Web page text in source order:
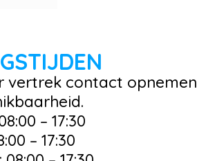
vertrek contact opnemen
– 17:30
– 17:30